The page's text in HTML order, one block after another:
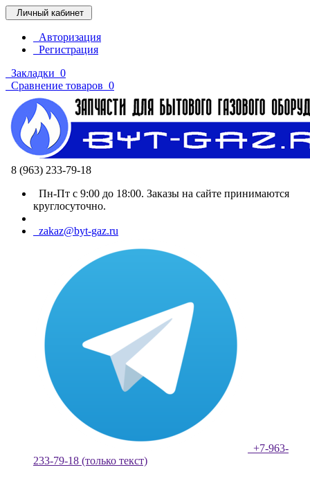
Личный кабинет
Авторизация
Регистрация
Закладки 0
Сравнение товаров 0
8 (963) 233-79-18
Пн-Пт с 9:00 до 18:00. Заказы на сайте принимаются
круглосуточно.
zakaz@byt-gaz.ru
+7-963-
233-79-18 (только текст)